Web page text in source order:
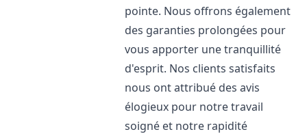
pointe. Nous offrons également
des garanties prolongées pour
vous apporter une tranquillité
d'esprit. Nos clients satisfaits
nous ont attribué des avis
élogieux pour notre travail
soigné et notre rapidité